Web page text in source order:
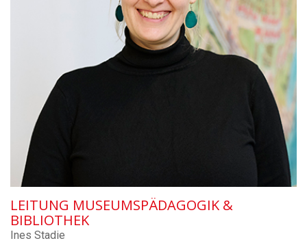
LEITUNG MUSEUMSPÄDAGOGIK &
BIBLIOTHEK
Ines Stadie